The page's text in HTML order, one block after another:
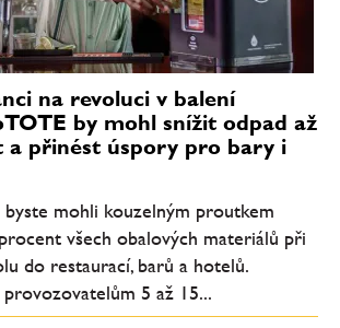
na revoluci v balení
by mohl snížit odpad až
a přinést úspory pro bary i
byste mohli kouzelným proutkem
všech obalových materiálů při
do restaurací, barů a hotelů.
5 až 15...